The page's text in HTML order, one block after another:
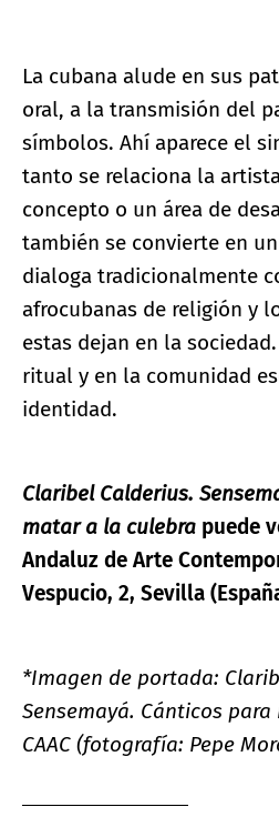
La cubana alude en sus
oral, a la transmisión del
símbolos. Ahí aparece el
tanto se relaciona la
concepto o un área de
también se convierte en
dialoga tradicionalmente
afrocubanas de religión y
estas dejan en la
ritual y en la comunidad
identidad.
Claribel Calderius.
matar a la culebra puede
Andaluz de Arte
Vespucio, 2, Sevilla
*Imagen de portada:
Sensemayá. Cánticos
CAAC (fotografía: Pepe